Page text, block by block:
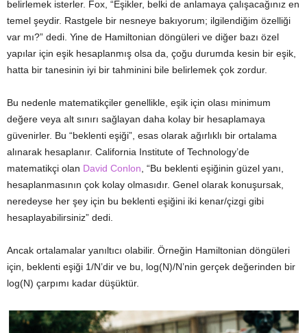
belirlemek isterler. Fox, “Eşikler, belki de anlamaya çalışacağınız en
temel şeydir. Rastgele bir nesneye bakıyorum; ilgilendiğim özelliği
var mı?” dedi. Yine de Hamiltonian döngüleri ve diğer bazı özel
yapılar için eşik hesaplanmış olsa da, çoğu durumda kesin bir eşik,
hatta bir tanesinin iyi bir tahminini bile belirlemek çok zordur.
Bu nedenle matematikçiler genellikle, eşik için olası minimum
değere veya alt sınırı sağlayan daha kolay bir hesaplamaya
güvenirler. Bu “beklenti eşiği”, esas olarak ağırlıklı bir ortalama
alınarak hesaplanır. California Institute of Technology’de
matematikçi olan David Conlon , “Bu beklenti eşiğinin güzel yanı,
hesaplanmasının çok kolay olmasıdır. Genel olarak konuşursak,
neredeyse her şey için bu beklenti eşiğini iki kenar/çizgi gibi
hesaplayabilirsiniz” dedi.
Ancak ortalamalar yanıltıcı olabilir. Örneğin Hamiltonian döngüleri
için, beklenti eşiği 1/N’dir ve bu, log(N)/N’nin gerçek değerinden bir
log(N) çarpımı kadar düşüktür.